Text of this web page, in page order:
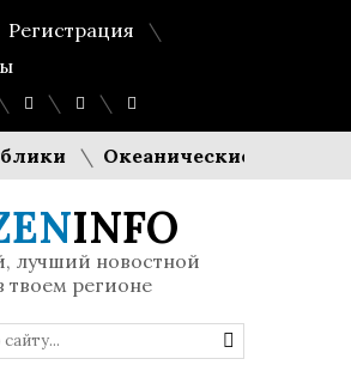
Регистрация
Океанические рифы из
INFO
лучший новостной
твоем регионе